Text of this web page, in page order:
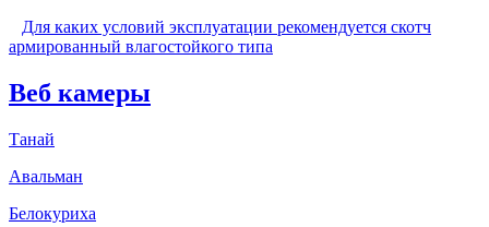
Для каких условий эксплуатации рекомендуется скотч
армированный влагостойкого типа
Веб камеры
Танай
Авальман
Белокуриха